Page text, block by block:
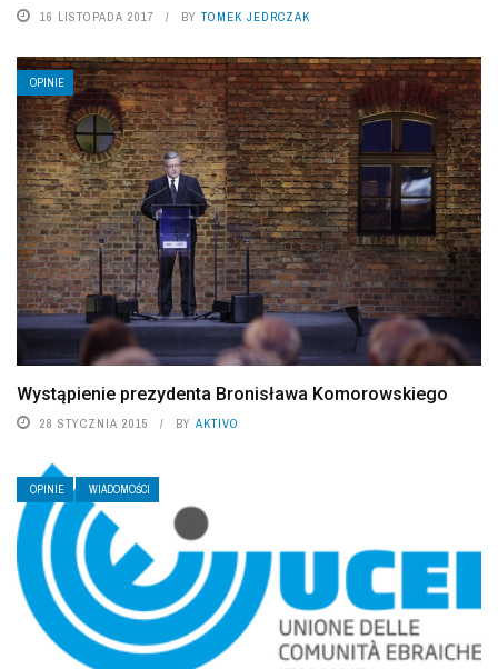
16 LISTOPADA 2017 BY TOMEK JEDRCZAK
OPINIE
Wystąpienie prezydenta Bronisława Komorowskiego
28 STYCZNIA 2015 BY AKTIVO
OPINIE WIADOMOŚCI